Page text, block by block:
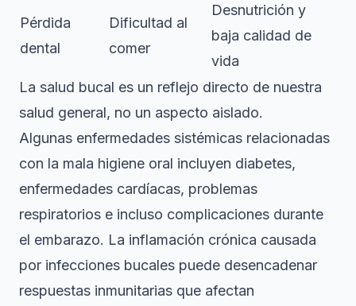
Pérdida
dental
Dificultad al
comer
Desnutrición y
baja calidad de
vida
La salud bucal es un reflejo directo de nuestra
salud general, no un aspecto aislado.
Algunas enfermedades sistémicas relacionadas
con la mala higiene oral incluyen diabetes,
enfermedades cardíacas, problemas
respiratorios e incluso complicaciones durante
el embarazo. La inflamación crónica causada
por infecciones bucales puede desencadenar
respuestas inmunitarias que afectan